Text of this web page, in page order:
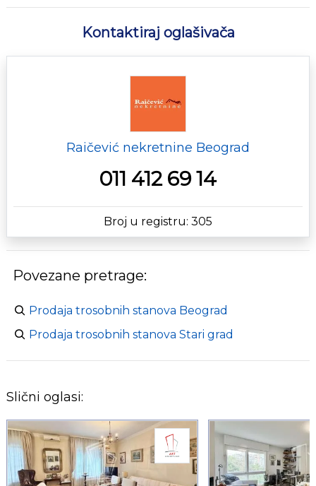
Kontaktiraj oglašivača
Raičević nekretnine Beograd
011 412 69 14
Broj u registru: 305
Povezane pretrage:
Prodaja trosobnih stanova Beograd
Prodaja trosobnih stanova Stari grad
Slični oglasi: